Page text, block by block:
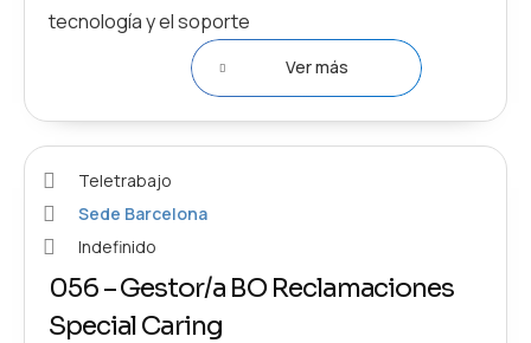
tecnología y el soporte
Ver más
Teletrabajo
Sede Barcelona
Indefinido
056 – Gestor/a BO Reclamaciones
Special Caring